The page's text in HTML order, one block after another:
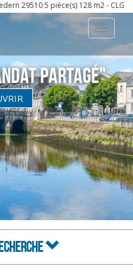
5 pièce(s) 128 m2 - CLG
Toggle
partagé"